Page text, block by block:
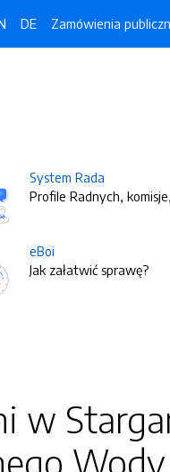
DE Zamówienia
System Rada
Profile Radnych,
eBoi
Jak załatwić sprawę?
w